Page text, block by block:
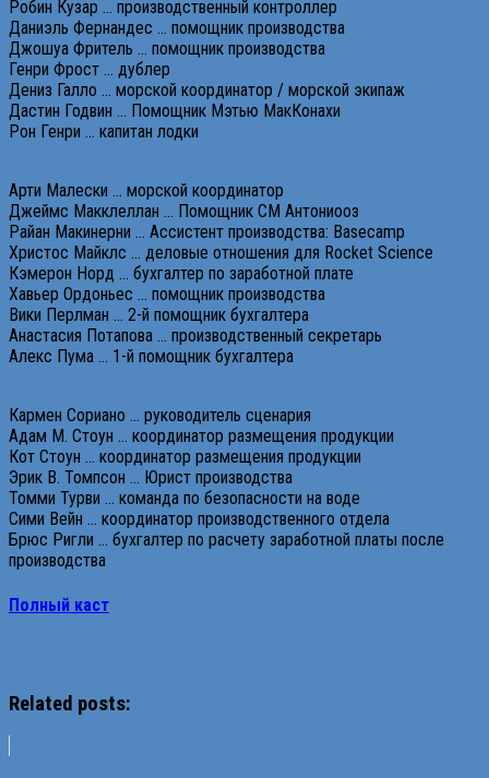
Робин Кузар … производственный контроллер
Даниэль Фернандес … помощник производства
Джошуа Фритель … помощник производства
Генри Фрост … дублер
Дениз Галло … морской координатор / морской экипаж
Дастин Годвин … Помощник Мэтью МакКонахи
Рон Генри … капитан лодки
Арти Малески … морской координатор
Джеймс Макклеллан … Помощник СМ Антониооз
Райан Макинерни … Ассистент производства: Basecamp
Христос Майклс … деловые отношения для Rocket Science
Кэмерон Норд … бухгалтер по заработной плате
Хавьер Ордоньес … помощник производства
Вики Перлман … 2-й помощник бухгалтера
Анастасия Потапова … производственный секретарь
Алекс Пума … 1-й помощник бухгалтера
Кармен Сориано … руководитель сценария
Адам М. Стоун … координатор размещения продукции
Кот Стоун … координатор размещения продукции
Эрик В. Томпсон … Юрист производства
Томми Турви … команда по безопасности на воде
Сими Вейн … координатор производственного отдела
Брюс Ригли … бухгалтер по расчету заработной платы после
производства
Полный каст
Related posts: